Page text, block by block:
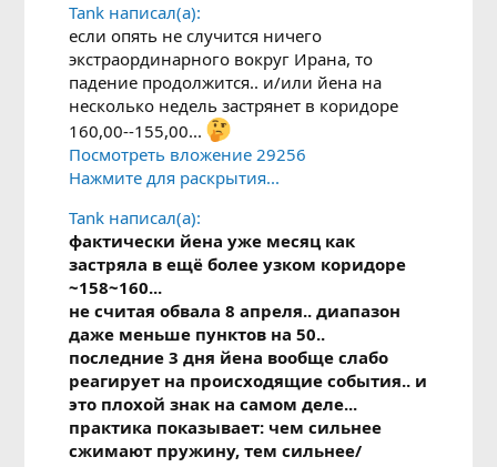
Tank написал(а):
если опять не случится ничего
экстраординарного вокруг Ирана, то
падение продолжится.. и/или йена на
несколько недель застрянет в коридоре
160,00--155,00...
Посмотреть вложение 29256
Нажмите для раскрытия...
Tank написал(а):
фактически йена уже месяц как
застряла в ещё более узком коридоре
~158~160...
не считая обвала 8 апреля.. диапазон
даже меньше пунктов на 50..
последние 3 дня йена вообще слабо
реагирует на происходящие события.. и
это плохой знак на самом деле...
практика показывает: чем сильнее
сжимают пружину, тем сильнее/